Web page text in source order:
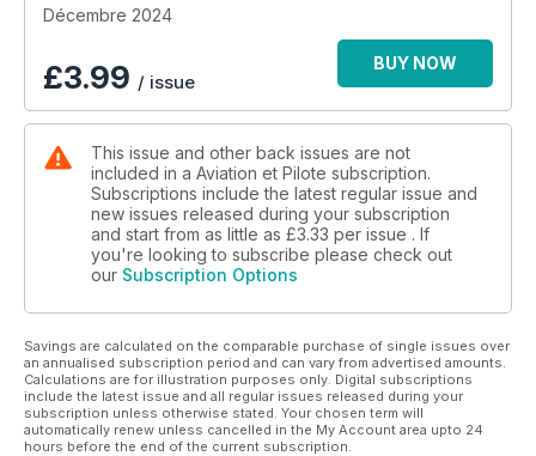
jeux de société ou idées de sortie, etc.
Ce mois-ci, nous vous expliquons l’utilité du plan de vol et
comment s’assurer qu’il soit accepté. Nous vous donnons
quelques astuces pour voyager l’esprit tranquille, surtout en
rédaction vers Boston. Toujours aux USA, François a
participé à un rassemblement d’hydravions dans le Maine, il
raconte son expérience pour ensuite donner quelques
tuyaux pour amerrir en France et en Europe.
Du côté des ULM, nous nous intéressons également à leur
avantages et inconvénients à les installer à bord ? Autre sujet
: le travail aérien en ULM. Le BEA avait demandé une révision
de son cadre réglementaire, un arrêté est en préparation.
Enfin découvrez le rôle de la Gendarmerie de l’Air et de
Décembre 2024
£3.99 / issue
BUY NOW
This issue and other back issues are not
included in a Aviation et Pilote subscription.
Subscriptions include the latest regular issue and
new issues released during your subscription
and start from as little as £3.33 per issue . If
you're looking to subscribe please check out
our Subscription Options
Savings are calculated on the comparable purchase of single issues over
an annualised subscription period and can vary from advertised amounts.
Calculations are for illustration purposes only. Digital subscriptions
include the latest issue and all regular issues released during your
subscription unless otherwise stated. Your chosen term will
automatically renew unless cancelled in the My Account area upto 24
hours before the end of the current subscription.